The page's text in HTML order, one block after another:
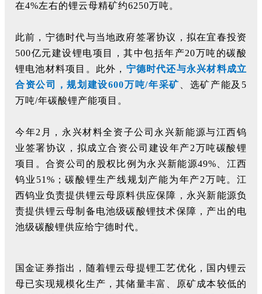
在4%左右的锂云母精矿约6250万吨。
此前，宁德时代与当地政府签署协议，拟在宜春投资
500亿元建设锂电项目，其中包括年产20万吨的碳酸
锂电池材料项目。此外， 宁德时代还与永兴材料成立
合资公司，规划建设600万吨/年采矿、选矿产能及5
万吨/年碳酸锂产能项目。
今年2月，永兴材料全资子公司永兴新能源与江西钨
业签署协议，拟成立合资公司建设年产2万吨碳酸锂
项目。合资公司的股权比例为永兴新能源49%、江西
钨业51%；碳酸锂生产线规划产能为年产2万吨。江
西钨业负责提供锂云母原料供应保障，永兴新能源负
责提供锂云母制备电池级碳酸锂技术保障，产出的电
池级碳酸锂供应给宁德时代。
国金证券指出，随着锂云母提锂工艺优化，国内锂云
母已实现规模化生产，其储量丰富、原矿成本较低的